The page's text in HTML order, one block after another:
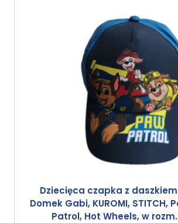
Dziecięca czapka z
Domek Gabi, KUROMI, STITCH,
Patrol, Hot Wheels, w